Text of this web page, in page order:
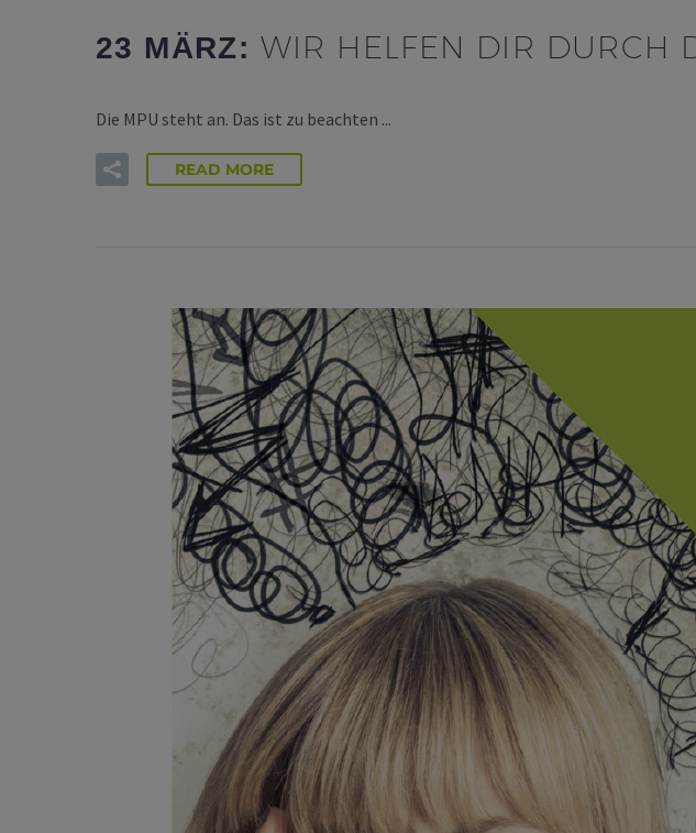
23 MÄRZ: WIR HELFEN DIR DURCH
Die MPU steht an. Das ist zu beachten ...
READ MORE